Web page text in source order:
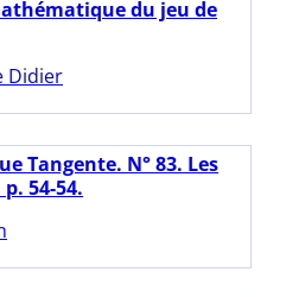
du jeu de
Didier
Tangente. N° 83. Les
54-54.